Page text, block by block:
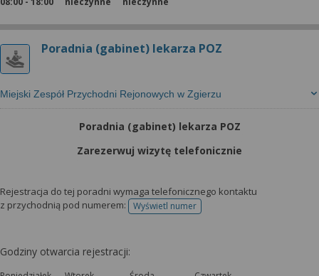
Poradnia (gabinet) lekarza POZ
Miejski Zespół Przychodni Rejonowych w Zgierzu
Poradnia (gabinet) lekarza POZ
Zarezerwuj wizytę telefonicznie
Rejestracja do tej poradni wymaga telefonicznego kontaktu
z przychodnią pod numerem:
Wyświetl numertelefonu do rejestracji
Godziny otwarcia rejestracji: